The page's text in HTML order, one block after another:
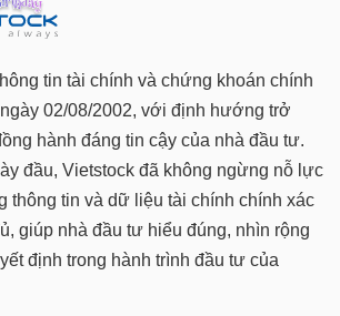
tin tài chính và chứng khoán chính
02/08/2002, với định hướng trở
hành đáng tin cậy của nhà đầu tư.
đầu, Vietstock đã không ngừng nỗ lực
thông tin và dữ liệu tài chính chính xác
giúp nhà đầu tư hiểu đúng, nhìn rộng
định trong hành trình đầu tư của